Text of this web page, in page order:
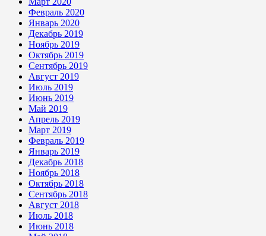
Февраль 2020
Январь 2020
Декабрь 2019
Ноябрь 2019
Октябрь 2019
Сентябрь 2019
Август 2019
Июль 2019
Июнь 2019
Май 2019
Апрель 2019
Март 2019
Февраль 2019
Январь 2019
Декабрь 2018
Ноябрь 2018
Октябрь 2018
Сентябрь 2018
Август 2018
Июль 2018
Июнь 2018